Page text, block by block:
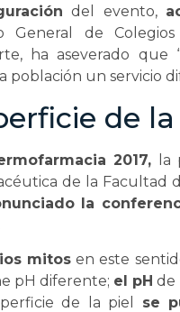
del evento,
General de
ha aseverado que
un servicio
de
2017, la
de la Facultad
la
mitos en este
pH diferente; el pH de
de la piel se